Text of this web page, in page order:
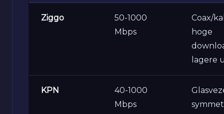
Ziggo
50-1000
Mbps
Coax/
hoge
lagere
KPN
40-1000
Mbps